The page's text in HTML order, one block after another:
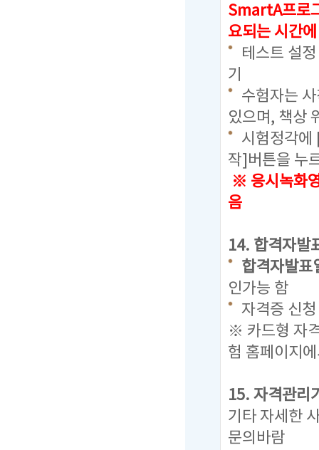
SmartA프로
요되는 시간
테스트 설
기
수험자는
있으며, 책상
시험정각에
작]버튼을 누
※ 응시녹화
음
14. 합격자발
합격자발
인가능 함
자격증 신
※ 카드형 자
험 홈페이지
15. 자격관리
기타 자세한
문의바람